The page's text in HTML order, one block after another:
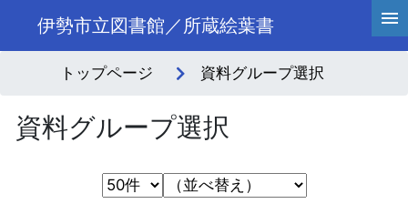
伊勢市立図書館／所蔵絵葉書
トップページ 資料グループ選択
資料グループ選択